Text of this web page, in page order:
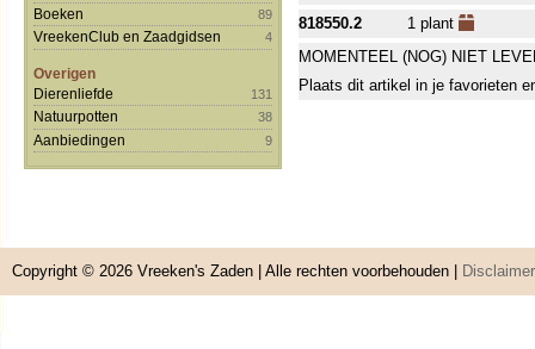
Boeken 89
VreekenClub en Zaadgidsen 4
Overigen
Dierenliefde
131
Natuurpotten 38
Aanbiedingen 9
818550.2
1 plant
MOMENTEEL (NOG) NIET
Plaats dit artikel in je favorieten
Copyright © 2026 Vreeken's Zaden | Alle rechten voorbehouden | Disclaimer